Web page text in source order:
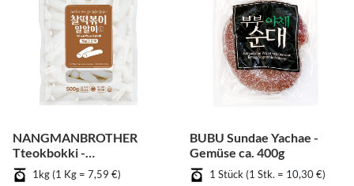
NANGMANBROTHER
Tteokbokki -
Weizenkuchen
1kg (1 Kg = 7,59 €)
BUBU Sundae Yachae -
Gemüse ca. 400g
1 Stück (1 Stk. = 10,30 €)